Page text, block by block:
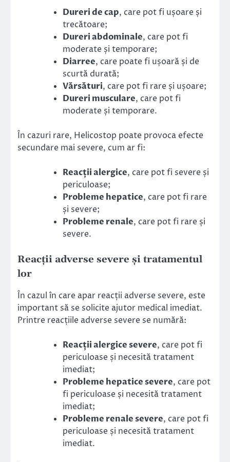
Dureri de cap, care pot fi ușoare și
trecătoare;
Dureri abdominale, care pot fi
moderate și temporare;
Diarree, care poate fi ușoară și de
scurtă durată;
Vărsături, care pot fi rare și ușoare;
Dureri musculare, care pot fi
moderate și temporare.
În cazuri rare, Helicostop poate provoca efecte
secundare mai severe, cum ar fi:
Reacții alergice, care pot fi severe și
periculoase;
Probleme hepatice, care pot fi rare
și severe;
Probleme renale, care pot fi rare și
severe.
Reacții adverse severe și tratamentul
lor
În cazul în care apar reacții adverse severe, este
important să se solicite ajutor medical imediat.
Printre reacțiile adverse severe se numără:
Reacții alergice severe, care pot fi
periculoase și necesită tratament
imediat;
Probleme hepatice severe, care pot
fi periculoase și necesită tratament
imediat;
Probleme renale severe, care pot fi
periculoase și necesită tratament
imediat.